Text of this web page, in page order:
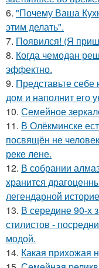
6. "Почему Ваша
этим делать".
7. Появился! (Я
8. Когда чемодан
эффектно.
9. Представьте
дом и наполнит его
10. Семейное
11. В Олёкминске
посвящён не
реке лене.
12. В собрании
хранится
легендарной
13. В середине 90-х
стилистов -
модой.
14. Какая прихожая